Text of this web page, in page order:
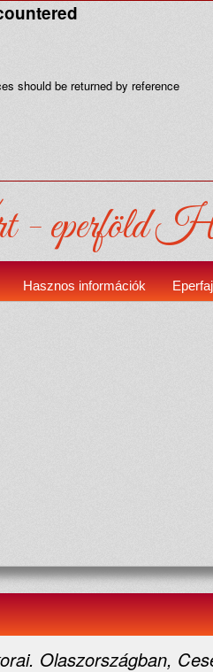
should be returned by reference
eperföld
Hasznos információk
Olaszországban,